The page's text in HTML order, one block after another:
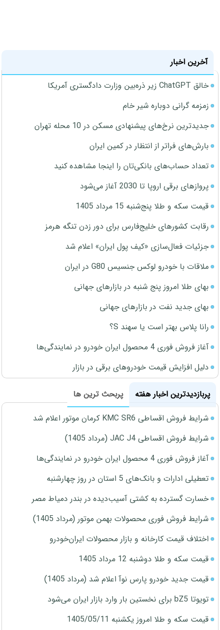
آخرین اخبار
خالق ChatGPT زیر ذره‌بین وزارت دادگستری آمریکا
زمزمه گرانی دوباره شیر خام
جدیدترین نرخ‌های پیشنهادی مسکن در 10 محله تهران
بارش‌های فراتر از انتظار در کمین ایران
تعداد حساب‌های بانکی‌تان را اینجا مشاهده کنید
پروازهای برقی اروپا تا 2030 آغاز می‌شود
قیمت سکه و طلا پنج‌شنبه 15 مرداد 1405
رقابت کشورهای خلیج‌فارس برای دور زدن تنگه هرمز
جزئیات فعال‌سازی «کیف پول ایران» اعلام شد
ملاقات با خودرو لوکس جنسیس G80 در ایران
بهای طلا امروز پنج شنبه در بازارهای جهانی
بهای جدید نفت در بازارهای جهانی
رانا پلاس بهتر است یا سهند S؟
آغاز فروش فوری 4 محصول ایران خودرو در نمایندگی‌ها
دلیل افزایش قیمت خودروهای برقی در بازار
پربازدیدترین اخبار هفته
پربحث ترین ها
شرایط فروش اقساطی KMC SR6 کرمان موتور اعلام شد
شرایط فروش اقساطی JAC J4 (مرداد 1405)
آغاز فروش فوری 4 محصول ایران خودرو در نمایندگی‌ها
تعطیلی ادارات و بانک‌های 5 استان در روز چهارشنبه
خسارت گسترده به کشتی آسیب‌دیده در بندر دمیاط مصر
شرایط فروش فوری محصولات بهمن موتور (مرداد 1405)
اختلاف قیمت کارخانه و بازار محصولات ایران‌خودرو
قیمت سکه و طلا دوشنبه 12 مرداد 1405
قیمت جدید خودرو پارس نوآ اعلام شد (مرداد 1405)
تویوتا bZ5 برای نخستین بار وارد بازار ایران می‌شود
قیمت سکه و طلا امروز یکشنبه 1405/05/11